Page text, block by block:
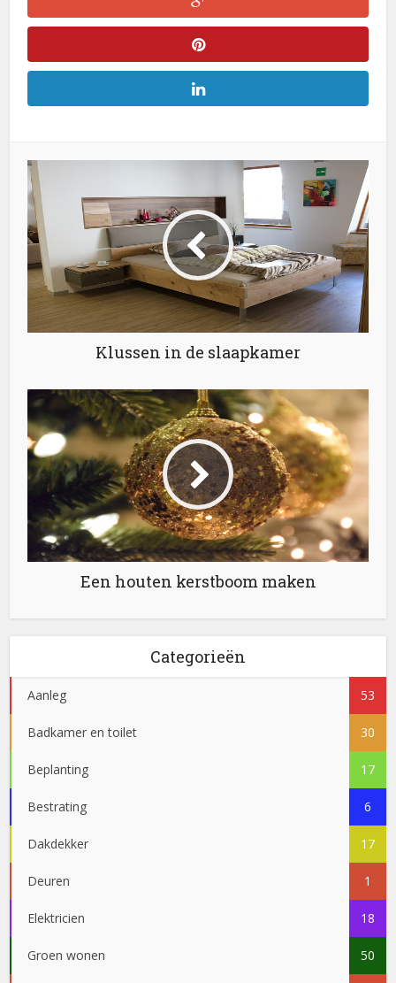
Klussen in de slaapkamer
Een houten kerstboom maken
Categorieën
Aanleg 53
Badkamer en toilet 30
Beplanting 17
Bestrating 6
Dakdekker 17
Deuren 1
Elektricien 18
Groen wonen 50